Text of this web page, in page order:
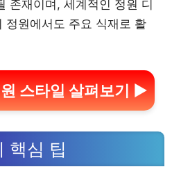
존재이며, 세계적인 정원 디
정원에서도 주요 식재로 활
스타일 살펴보기 ▶
핵심 팁